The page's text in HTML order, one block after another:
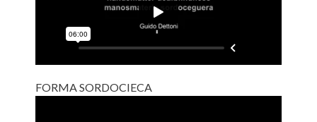
FORMA SORDOCIECA